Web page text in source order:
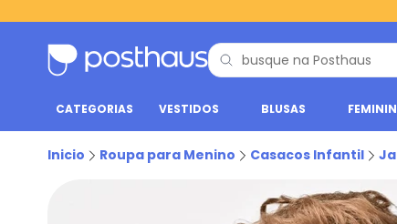
CATEGORIAS VESTIDOS BLUSAS
Inicio Roupa para Menino Casacos Infantil